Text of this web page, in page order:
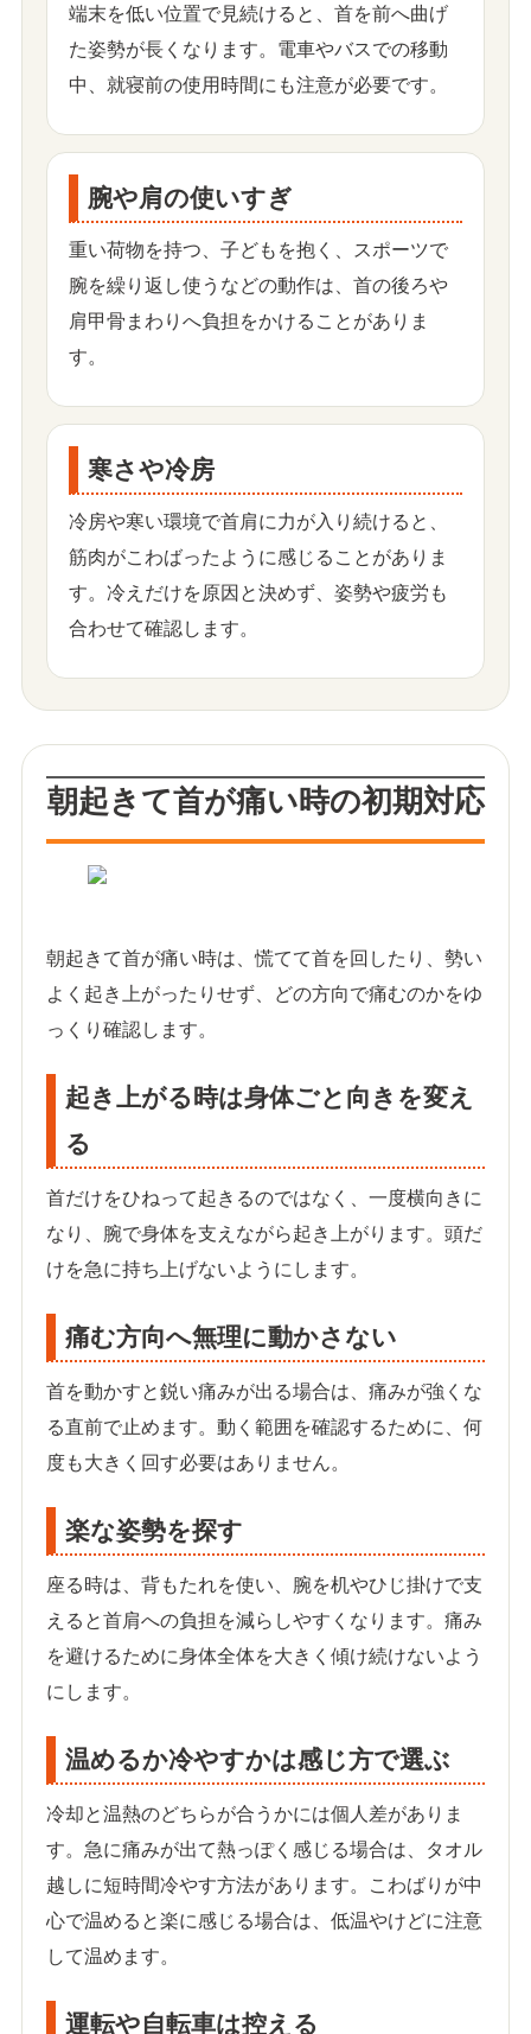
端末を低い位置で見続けると、首を前へ曲げ
た姿勢が長くなります。電車やバスでの移動
中、就寝前の使用時間にも注意が必要です。
腕や肩の使いすぎ
重い荷物を持つ、子どもを抱く、スポーツで
腕を繰り返し使うなどの動作は、首の後ろや
肩甲骨まわりへ負担をかけることがありま
す。
寒さや冷房
冷房や寒い環境で首肩に力が入り続けると、
筋肉がこわばったように感じることがありま
す。冷えだけを原因と決めず、姿勢や疲労も
合わせて確認します。
朝起きて首が痛い時の初期対応
朝起きて首が痛い時は、慌てて首を回したり、勢い
よく起き上がったりせず、どの方向で痛むのかをゆ
っくり確認します。
起き上がる時は身体ごと向きを変え
る
首だけをひねって起きるのではなく、一度横向きに
なり、腕で身体を支えながら起き上がります。頭だ
けを急に持ち上げないようにします。
痛む方向へ無理に動かさない
首を動かすと鋭い痛みが出る場合は、痛みが強くな
る直前で止めます。動く範囲を確認するために、何
度も大きく回す必要はありません。
楽な姿勢を探す
座る時は、背もたれを使い、腕を机やひじ掛けで支
えると首肩への負担を減らしやすくなります。痛み
を避けるために身体全体を大きく傾け続けないよう
にします。
温めるか冷やすかは感じ方で選ぶ
冷却と温熱のどちらが合うかには個人差がありま
す。急に痛みが出て熱っぽく感じる場合は、タオル
越しに短時間冷やす方法があります。こわばりが中
心で温めると楽に感じる場合は、低温やけどに注意
して温めます。
運転や自転車は控える